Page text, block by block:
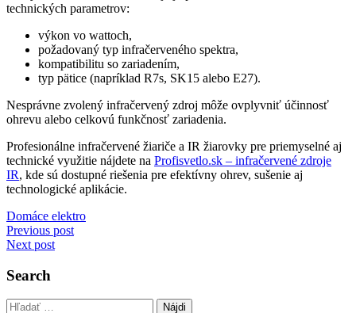
technických parametrov:
výkon vo wattoch,
požadovaný typ infračerveného spektra,
kompatibilitu so zariadením,
typ pätice (napríklad R7s, SK15 alebo E27).
Nesprávne zvolený infračervený zdroj môže ovplyvniť účinnosť
ohrevu alebo celkovú funkčnosť zariadenia.
Profesionálne infračervené žiariče a IR žiarovky pre priemyselné aj
technické využitie nájdete na Profisvetlo.sk – infračervené zdroje
IR, kde sú dostupné riešenia pre efektívny ohrev, sušenie aj
technologické aplikácie.
Domáce elektro
Navigácia
v
článku
Previous post
Next post
Search
Hľadať: